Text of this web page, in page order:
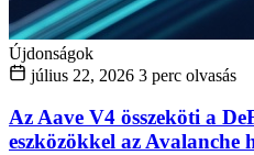
Újdonságok
július 22, 2026 3 perc olvasás
Az Aave V4 összeköti a
eszközökkel az Avalanche